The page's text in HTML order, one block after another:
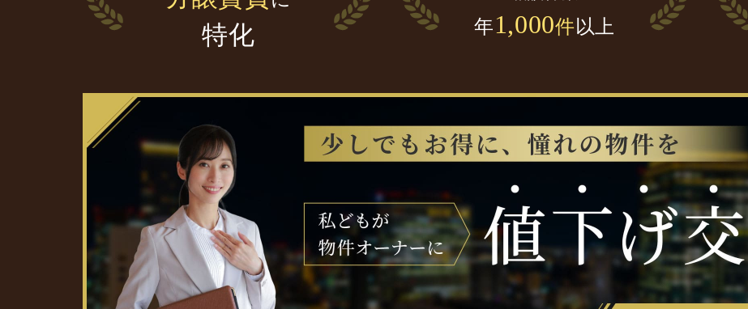
特化 年1,000件以上